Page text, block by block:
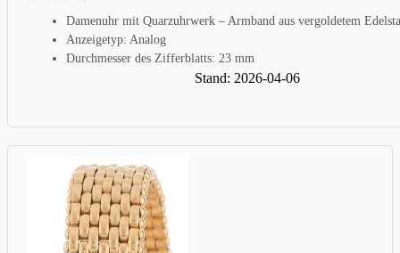
Damenuhr mit Quarzuhrwerk – Armband aus vergoldetem
Anzeigetyp: Analog
Durchmesser des Zifferblatts: 23 mm
Stand: 2026-04-06